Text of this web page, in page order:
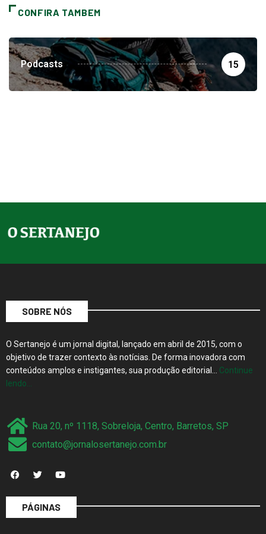
CONFIRA TAMBEM
Podcasts 15
SOBRE NÓS
O Sertanejo é um jornal digital, lançado em abril de 2015, com o
objetivo de trazer contexto às notícias. De forma inovadora com
conteúdos amplos e instigantes, sua produção editorial… Continue
lendo…
Rua 20, nº 1118, Sobreloja, Centro, Barretos, SP
contato@jornalosertanejo.com.br
PÁGINAS